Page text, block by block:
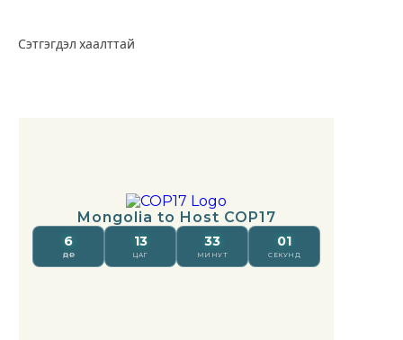
Сэтгэгдэл хаалттай